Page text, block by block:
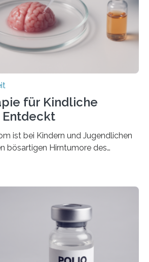
(HCM) ist die häufigste
Sie führt dazu, dass
verdickt, der Herzmuskel zu
für Kindliche
ist bei Kindern und Jugendlichen
bösartigen Hirntumore des
mit heutigen Methoden geheilt
zielgerichtete Therapien, die
angreifen und normales
Forschende um Daniel Merk vom
Hirnforschung am
Tübingen haben eine solche